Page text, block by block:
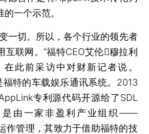
一个示范。
切。所以，各个行业的领先者
互联网。”福特CEO艾伦穆拉利
在此前采访中对财新记者说。
福特的车载娱乐通讯系统。2013
专利源代码开源给了SDL
是由一家非盈利产业组织——
作管理，其致力于借助福特的技